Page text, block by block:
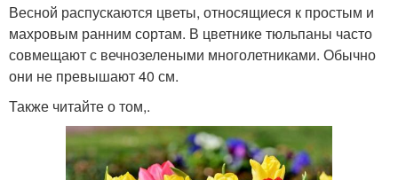
Весной распускаются цветы, относящиеся к простым и
махровым ранним сортам. В цветнике тюльпаны часто
совмещают с вечнозелеными многолетниками. Обычно
они не превышают 40 см.
Также читайте о том,.